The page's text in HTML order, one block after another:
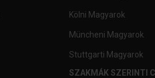
Kölni Magyarok
Müncheni Magyarok
Stuttgarti Magyarok
SZAKMÁK SZERINTI